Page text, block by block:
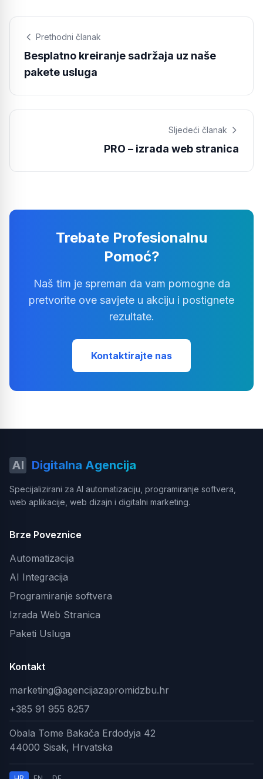
Prethodni članak
Besplatno kreiranje sadržaja uz naše
pakete usluga
Sljedeći članak
PRO – izrada web stranica
Trebate Profesionalnu
Pomoć?
Naš tim je spreman da vam pomogne da
pretvorite ove savjete u akciju i postignete
rezultate.
Kontaktirajte nas
AI Digitalna Agencija
Specijalizirani za AI automatizaciju, programiranje softvera,
web aplikacije, web dizajn i digitalni marketing.
Brze Poveznice
Automatizacija
AI Integracija
Programiranje softvera
Izrada Web Stranica
Paketi Usluga
Kontakt
marketing@agencijazapromidzbu.hr
+385 91 955 8257
Obala Tome Bakača Erdodyja 42
44000 Sisak, Hrvatska